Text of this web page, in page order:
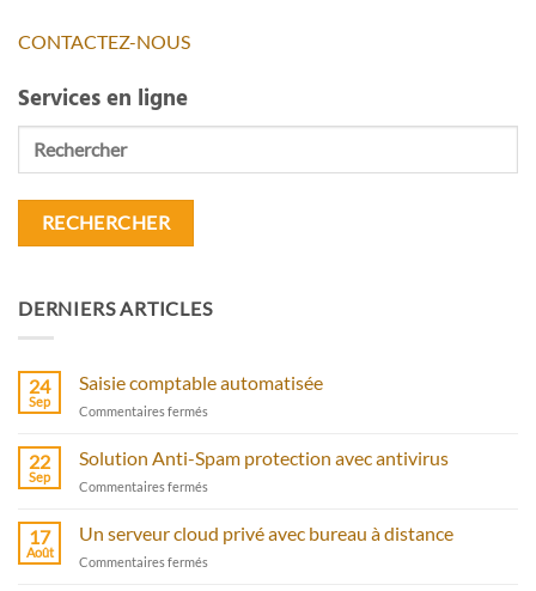
CONTACTEZ-NOUS
Services en ligne
Rechercher
DERNIERS ARTICLES
24
Sep
Saisie comptable automatisée
Commentaires fermés
automatisée
22
Sep
Solution Anti-Spam protection avec antivirus
Commentaires fermés
Anti-
Spam
protection
17
Août
Un serveur cloud privé avec bureau à distance
Commentaires fermés